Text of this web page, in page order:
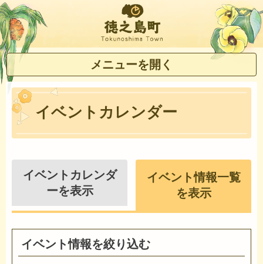
徳之島町
メニューを開く
イベントカレンダー
イベントカレンダ
ーを表示
イベント情報一覧
を表示
イベント情報を絞り込む